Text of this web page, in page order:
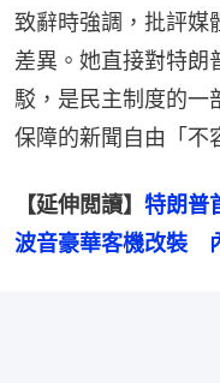
致辭時強調，批評媒
差異。她直接對特朗
駁，是民主制度的一
保障的新聞自由「不
【延伸閲讀】 特朗普
波音豪華客機改裝　